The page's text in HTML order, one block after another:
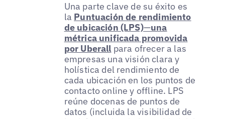
Una parte clave de su éxito es
la Puntuación de rendimiento
de ubicación (LPS)—una
métrica unificada promovida
por Uberall para ofrecer a las
empresas una visión clara y
holística del rendimiento de
cada ubicación en los puntos de
contacto online y offline. LPS
reúne docenas de puntos de
datos (incluida la visibilidad de